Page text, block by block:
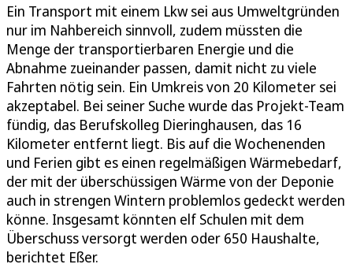
Ein Transport mit einem Lkw sei aus Umweltgründen
nur im Nahbereich sinnvoll, zudem müssten die
Menge der transportierbaren Energie und die
Abnahme zueinander passen, damit nicht zu viele
Fahrten nötig sein. Ein Umkreis von 20 Kilometer sei
akzeptabel. Bei seiner Suche wurde das Projekt-Team
fündig, das Berufskolleg Dieringhausen, das 16
Kilometer entfernt liegt. Bis auf die Wochenenden
und Ferien gibt es einen regelmäßigen Wärmebedarf,
der mit der überschüssigen Wärme von der Deponie
auch in strengen Wintern problemlos gedeckt werden
könne. Insgesamt könnten elf Schulen mit dem
Überschuss versorgt werden oder 650 Haushalte,
berichtet Eßer.